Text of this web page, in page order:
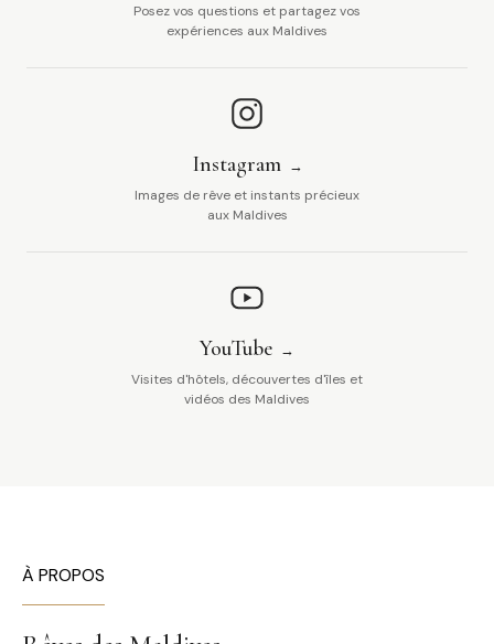
Posez vos questions et partagez vos
expériences aux Maldives
Instagram
Images de rêve et instants précieux
aux Maldives
YouTube
Visites d'hôtels, découvertes d'îles et
vidéos des Maldives
À PROPOS